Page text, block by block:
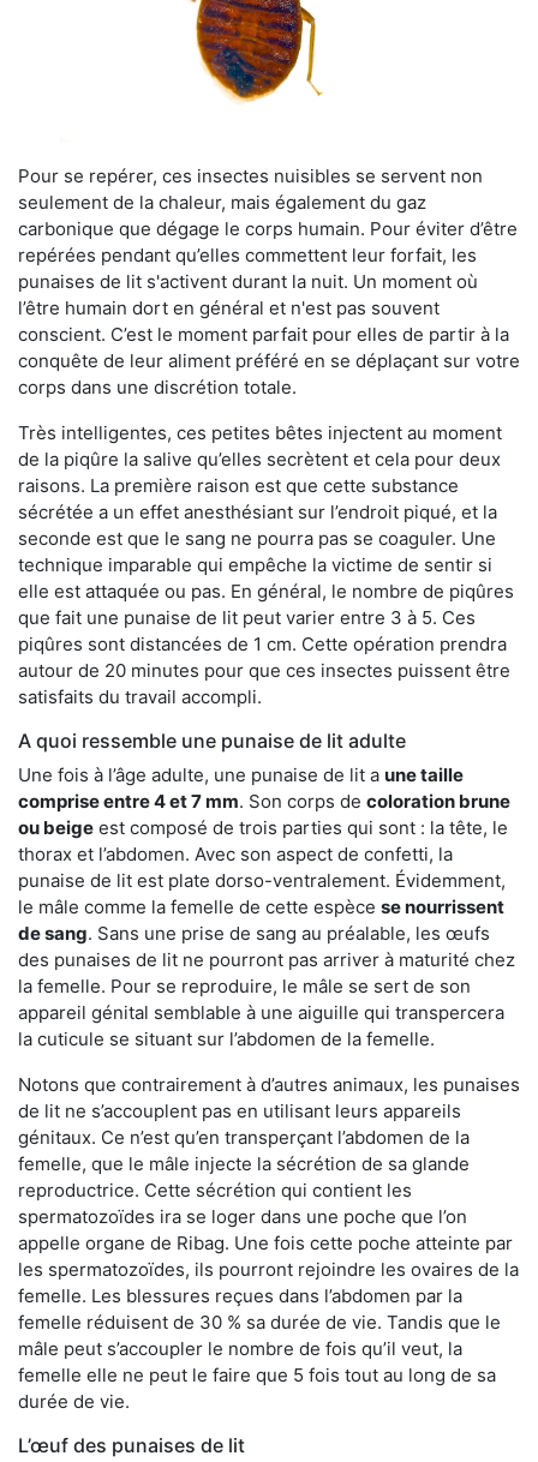
Pour se repérer, ces insectes nuisibles se servent non
seulement de la chaleur, mais également du gaz
carbonique que dégage le corps humain. Pour éviter d’être
repérées pendant qu’elles commettent leur forfait, les
punaises de lit s'activent durant la nuit. Un moment où
l’être humain dort en général et n'est pas souvent
conscient. C’est le moment parfait pour elles de partir à la
conquête de leur aliment préféré en se déplaçant sur votre
corps dans une discrétion totale.
Très intelligentes, ces petites bêtes injectent au moment
de la piqûre la salive qu’elles secrètent et cela pour deux
raisons. La première raison est que cette substance
sécrétée a un effet anesthésiant sur l’endroit piqué, et la
seconde est que le sang ne pourra pas se coaguler. Une
technique imparable qui empêche la victime de sentir si
elle est attaquée ou pas. En général, le nombre de piqûres
que fait une punaise de lit peut varier entre 3 à 5. Ces
piqûres sont distancées de 1 cm. Cette opération prendra
autour de 20 minutes pour que ces insectes puissent être
satisfaits du travail accompli.
A quoi ressemble une punaise de lit adulte
Une fois à l’âge adulte, une punaise de lit a une taille
comprise entre 4 et 7 mm. Son corps de coloration brune
ou beige est composé de trois parties qui sont : la tête, le
thorax et l’abdomen. Avec son aspect de confetti, la
punaise de lit est plate dorso-ventralement. Évidemment,
le mâle comme la femelle de cette espèce se nourrissent
de sang. Sans une prise de sang au préalable, les œufs
des punaises de lit ne pourront pas arriver à maturité chez
la femelle. Pour se reproduire, le mâle se sert de son
appareil génital semblable à une aiguille qui transpercera
la cuticule se situant sur l’abdomen de la femelle.
Notons que contrairement à d’autres animaux, les punaises
de lit ne s’accouplent pas en utilisant leurs appareils
génitaux. Ce n’est qu’en transperçant l’abdomen de la
femelle, que le mâle injecte la sécrétion de sa glande
reproductrice. Cette sécrétion qui contient les
spermatozoïdes ira se loger dans une poche que l’on
appelle organe de Ribag. Une fois cette poche atteinte par
les spermatozoïdes, ils pourront rejoindre les ovaires de la
femelle. Les blessures reçues dans l’abdomen par la
femelle réduisent de 30 % sa durée de vie. Tandis que le
mâle peut s’accoupler le nombre de fois qu’il veut, la
femelle elle ne peut le faire que 5 fois tout au long de sa
durée de vie.
L’œuf des punaises de lit